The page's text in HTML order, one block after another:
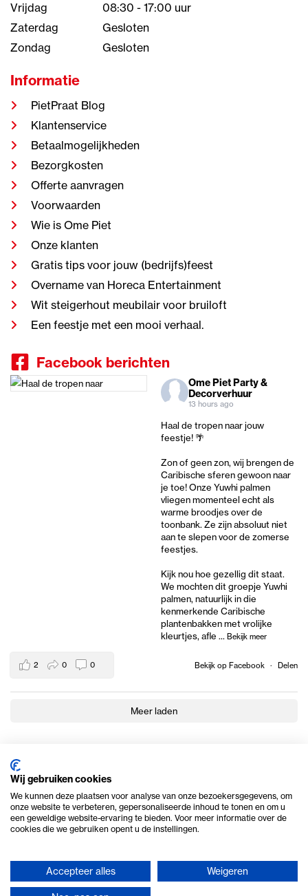
Vrijdag
08:30 - 17:00 uur
Zaterdag
Gesloten
Zondag
Gesloten
Informatie
PietPraat Blog
Klantenservice
Betaalmogelijkheden
Bezorgkosten
Offerte aanvragen
Voorwaarden
Wie is Ome Piet
Onze klanten
Gratis tips voor jouw (bedrijfs)feest
Overname van Horeca Entertainment
Wit steigerhout meubilair voor bruiloft
Een feestje met een mooi verhaal.
Facebook berichten
Ome Piet Party &
Decorverhuur
13 hours ago
Haal de tropen naar jouw
feestje! 🌴
Zon of geen zon, wij brengen de
Caribische sferen gewoon naar
je toe! Onze Yuwhi palmen
vliegen momenteel echt als
warme broodjes over de
toonbank. Ze zijn absoluut niet
aan te slepen voor de zomerse
feestjes.
Kijk nou hoe gezellig dit staat.
We mochten dit groepje Yuwhi
palmen, natuurlijk in die
kenmerkende Caribische
plantenbakken met vrolijke
kleurtjes, afle ... Bekijk meer
Bekijk op Facebook · Delen
2 0 0
Meer laden
© 2026 Ome Piet Verhuur
Wij gebruiken cookies
We kunnen deze plaatsen voor analyse van onze bezoekersgegevens, om
onze website te verbeteren, gepersonaliseerde inhoud te tonen en om u
een geweldige website-ervaring te bieden. Voor meer informatie over de
cookies die we gebruiken opent u de instellingen.
Accepteer alles Weigeren